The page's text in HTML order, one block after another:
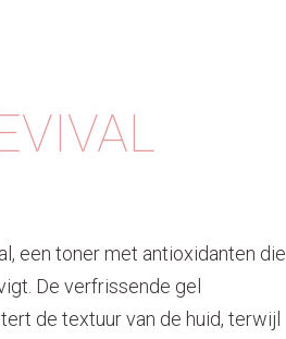
een toner met antioxidanten die
De verfrissende gel
de textuur van de huid, terwijl